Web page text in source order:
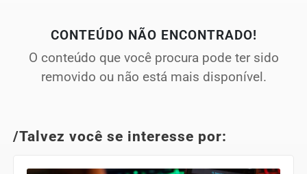
CONTEÚDO NÃO ENCONTRADO!
O conteúdo que você procura pode ter sido
removido ou não está mais disponível.
/Talvez você se interesse por: